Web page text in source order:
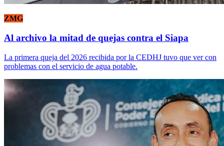
ZMG
Al archivo la mitad de quejas contra el Siapa
La primera queja del 2026 recibida por la CEDHJ tuvo que ver con
problemas con el servicio de agua potable.